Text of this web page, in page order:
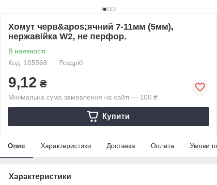
Хомут черв&apos;ячний 7-11мм (5мм),
нержавійка W2, не перфор.
В наявності
Код: 105568
Роздріб
9,12 ₴
Мінімальна сума замовлення на сайті — 100 ₴
Купити
Опис Характеристики Доставка Оплата Умови
Характеристики